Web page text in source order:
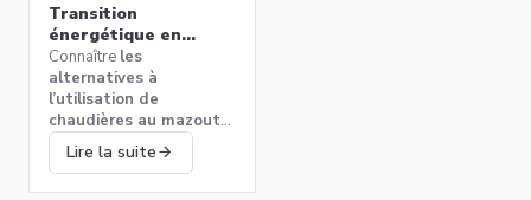
ICARUS receveur douche
blanc mat Van Marcke
488,84 €
Voir le détail
Transition
énergétique en
Belgique : quelles
alternatives aux
chaudières au mazout
?
Connaître les
alternatives à
l’utilisation de
chaudières au mazout
qui vont permettre
d’assurer un chauffage
Lire la suite